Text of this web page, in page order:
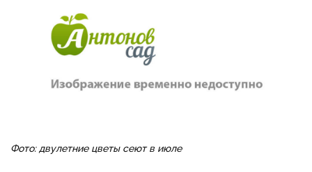
Фото: двулетние цветы сеют в июле